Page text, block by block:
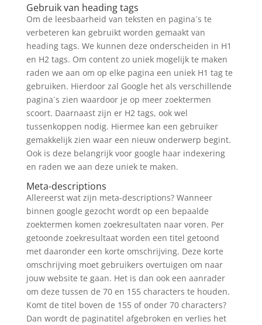
Gebruik van heading tags
Om de leesbaarheid van teksten en pagina´s te
verbeteren kan gebruikt worden gemaakt van
heading tags. We kunnen deze onderscheiden in H1
en H2 tags. Om content zo uniek mogelijk te maken
raden we aan om op elke pagina een uniek H1 tag te
gebruiken. Hierdoor zal Google het als verschillende
pagina´s zien waardoor je op meer zoektermen
scoort. Daarnaast zijn er H2 tags, ook wel
tussenkoppen nodig. Hiermee kan een gebruiker
gemakkelijk zien waar een nieuw onderwerp begint.
Ook is deze belangrijk voor google haar indexering
en raden we aan deze uniek te maken.
Meta-descriptions
Allereerst wat zijn meta-descriptions? Wanneer
binnen google gezocht wordt op een bepaalde
zoektermen komen zoekresultaten naar voren. Per
getoonde zoekresultaat worden een titel getoond
met daaronder een korte omschrijving. Deze korte
omschrijving moet gebruikers overtuigen om naar
jouw website te gaan. Het is dan ook een aanrader
om deze tussen de 70 en 155 characters te houden.
Komt de titel boven de 155 of onder 70 characters?
Dan wordt de paginatitel afgebroken en verlies het